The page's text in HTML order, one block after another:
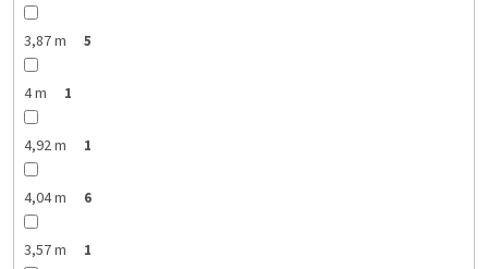
3,87 m 5
4 m 1
4,92 m 1
4,04 m 6
3,57 m 1